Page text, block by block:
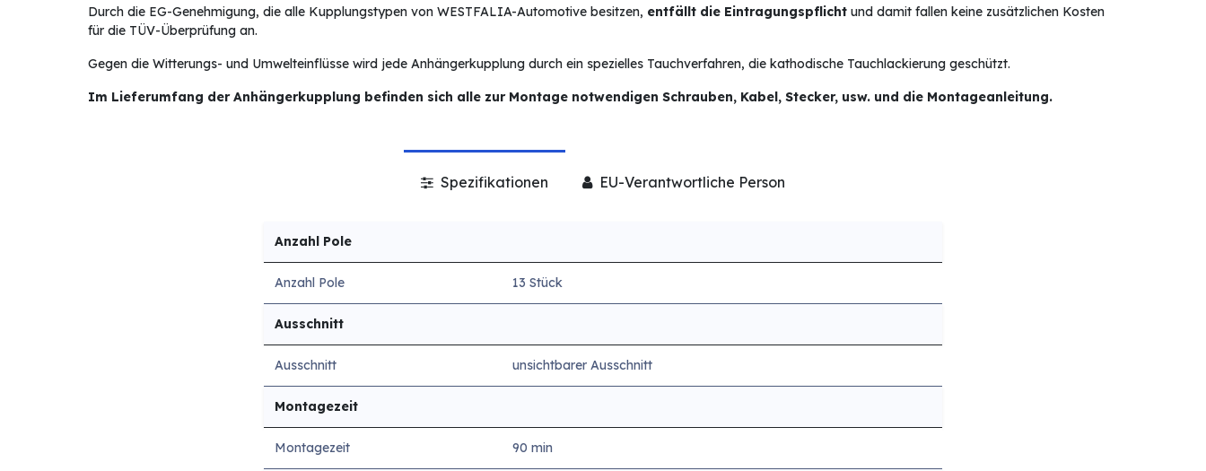
Durch die EG-Genehmigung, die alle Kupplungstypen von WESTFALIA-Automotive besitzen, entfällt die Eintragungspflicht und damit fallen keine zusätzlichen Kosten
für die TÜV-Überprüfung an.
Gegen die Witterungs- und Umwelteinflüsse wird jede Anhängerkupplung durch ein spezielles Tauchverfahren, die kathodische Tauchlackierung geschützt.
Im Lieferumfang der Anhängerkupplung befinden sich alle zur Montage notwendigen Schrauben, Kabel, Stecker, usw. und die Montageanleitung.
Spezifikationen EU-Verantwortliche Person
Anzahl Pole
Anzahl Pole 13 Stück
Ausschnitt
Ausschnitt unsichtbarer Ausschnitt
Montagezeit
Montagezeit 90 min